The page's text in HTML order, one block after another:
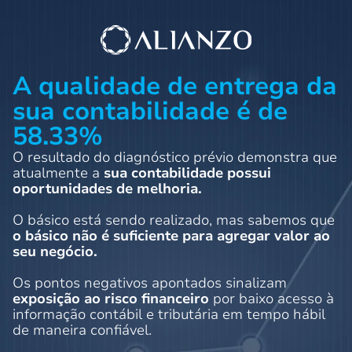
A qualidade de entrega da
sua contabilidade é de
58.33%
O resultado do diagnóstico prévio demonstra que
atualmente a sua contabilidade possui
oportunidades de melhoria.
O básico está sendo realizado, mas sabemos que
o básico não é suficiente para agregar valor ao
seu negócio.
Os pontos negativos apontados sinalizam
exposição ao risco financeiro por baixo acesso à
informação contábil e tributária em tempo hábil
de maneira confiável.